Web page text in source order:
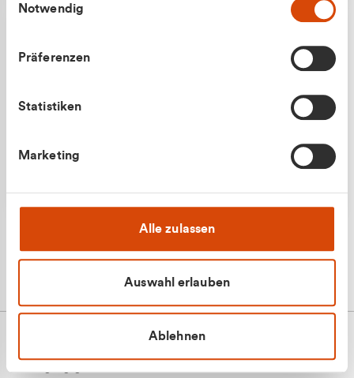
gesammelt haben.
Notwendig
Präferenzen
Statistiken
Marketing
Alle zulassen
Auswahl erlauben
Ablehnen